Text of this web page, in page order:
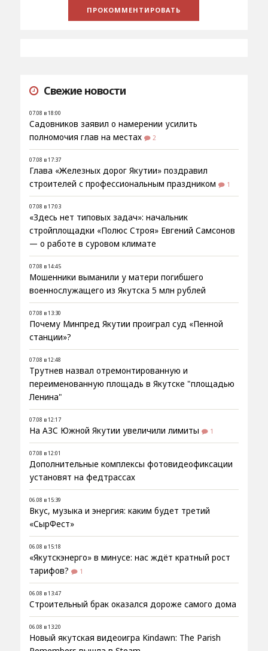
Свежие новости
07.08 в 18:00
Садовников заявил о намерении усилить
полномочия глав на местах
2
07.08 в 17:37
Глава «Железных дорог Якутии» поздравил
строителей с профессиональным праздником
1
07.08 в 17:03
«Здесь нет типовых задач»: начальник
стройплощадки «Полюс Строя» Евгений Самсонов
— о работе в суровом климате
07.08 в 14:45
Мошенники выманили у матери погибшего
военнослужащего из Якутска 5 млн рублей
07.08 в 13:30
Почему Минпред Якутии проиграл суд «Пенной
станции»?
07.08 в 12:48
Трутнев назвал отремонтированную и
переименованную площадь в Якутске "площадью
Ленина"
07.08 в 12:17
На АЗС Южной Якутии увеличили лимиты 1
07.08 в 12:01
Дополнительные комплексы фотовидеофиксации
установят на федтрассах
06.08 в 15:39
Вкус, музыка и энергия: каким будет третий
«СырФест»
06.08 в 15:18
«Якутскэнерго» в минусе: нас ждёт кратный рост
тарифов?
1
06.08 в 13:47
Строительный брак оказался дороже самого дома
06.08 в 13:20
Новый якутская видеоигра Kindawn: The Parish